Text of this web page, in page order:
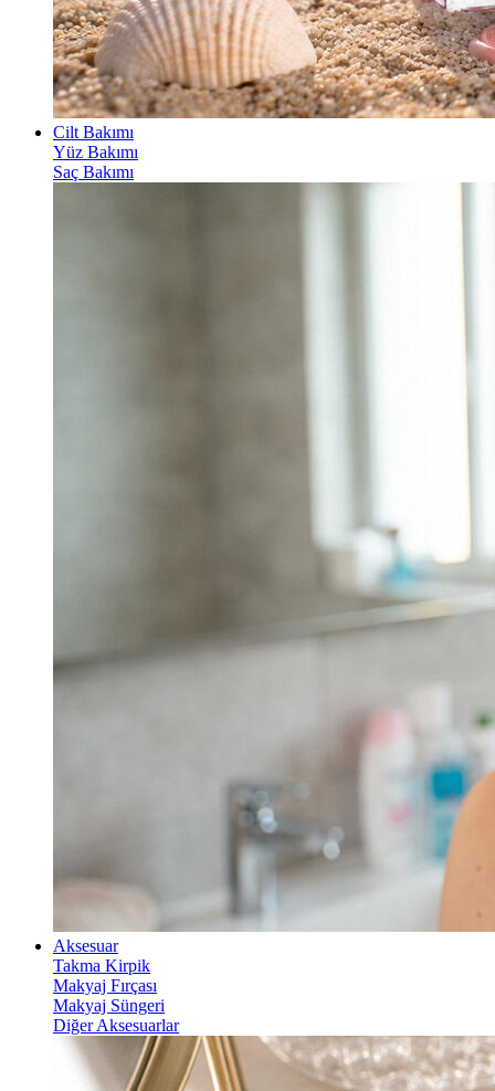
Cilt Bakımı
Yüz Bakımı
Saç Bakımı
Aksesuar
Takma Kirpik
Makyaj Fırçası
Makyaj Süngeri
Diğer Aksesuarlar